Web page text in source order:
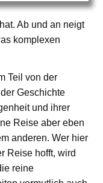
Ab und an neigt
komplexen
Teil von der
Geschichte
und ihrer
Reise aber eben
anderen. Wer hier
Reise hofft, wird
reine